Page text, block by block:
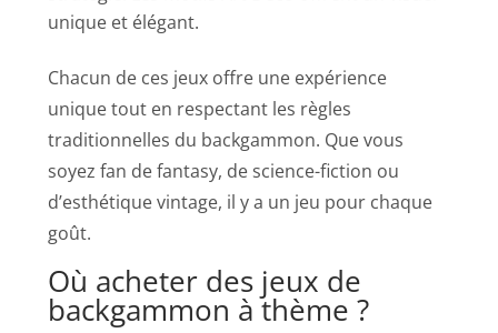
unique et élégant.
Chacun de ces jeux offre une expérience
unique tout en respectant les règles
traditionnelles du backgammon. Que vous
soyez fan de fantasy, de science-fiction ou
d’esthétique vintage, il y a un jeu pour chaque
goût.
Où acheter des jeux de
backgammon à thème ?